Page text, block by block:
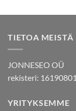
TIETOA MEISTÄ
JONNESEO OÜ
rekisteri:
YRITYKSEMME